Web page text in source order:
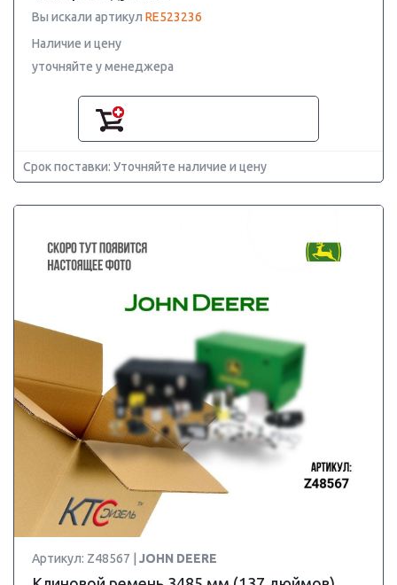
Вы искали артикул RE523236
Наличие и цену
уточняйте у менеджера
Срок поставки: Уточняйте наличие и цену
Артикул: Z48567 | JOHN DEERE